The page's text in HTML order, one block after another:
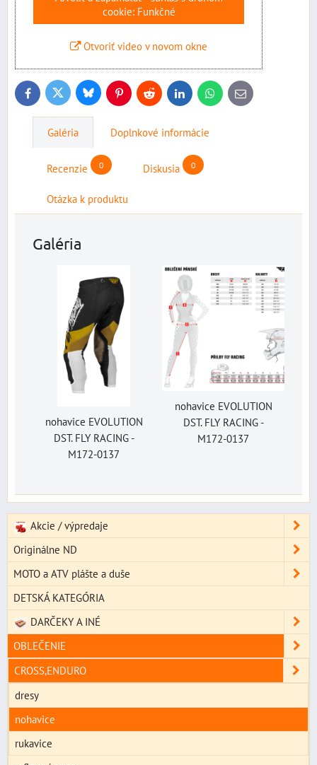
cookie: Funkčné
Otvoriť video v novom okne
FacebookTwitter BlueskyPinterestReddit LinkedInWhatsApp
E-
mail
Galéria Doplnkové informácie
Recenzie 0 Diskusia 0
Otázka k produktu
Galéria
nohavice EVOLUTION
DST. FLY RACING -
M172-0137
nohavice EVOLUTION
DST. FLY RACING -
M172-0137
Akcie / výpredaje
Originálne ND
MOTO a ATV plášte a duše
DETSKÁ KATEGÓRIA
DARČEKY A INÉ
OBLEČENIE
CROSS,ENDURO
dresy
nohavice
rukavice